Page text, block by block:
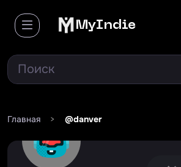
MyIndie
Главная > @danver